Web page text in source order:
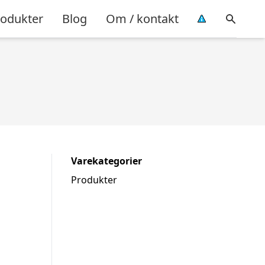
Blog Om / kontakt
Varekategorier
Produkter